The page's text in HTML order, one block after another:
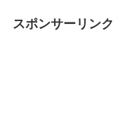
スポンサーリンク